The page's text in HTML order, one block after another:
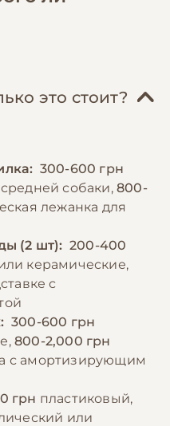
зависит от
питомца.
защищенном от
и базовое обучение
сформировать
собаку.
рацион должен
(говядина, курица,
кормления –
избегая как
недокорма.
постоянный доступ
собакам также
минеральные
с
это стоит?
300-600 грн
собаки, 800-
лежанка для
(2 шт): 200-400
керамические,
с
300-600 грн
800-2,000 грн
с амортизирующим
грн пластиковый,
или